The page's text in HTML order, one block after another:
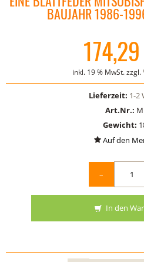
BAUJAHR 1986-
inkl. 19 % MwSt. zzgl.
Lieferzeit: 1-2
Art.Nr.:
Gewicht:
–
In den